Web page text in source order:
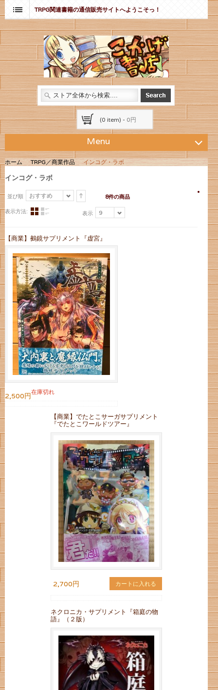
TRPG関連書籍の通信販売サイトへようこそっ！
(0 item) - 0円
Menu
ホーム TRPG／商業作品 インコグ・ラボ
インコグ・ラボ
並び順 おすすめ 8件の商品
表示方法: 表示 9
【商業】鵺鏡サプリメント『虚宮』
2,500円在庫切れ
【商業】でたとこサーガサプリメント
『でたとこワールドツアー』
2,700円 カートに入れる
ネクロニカ・サプリメント『箱庭の物
語』（２版）